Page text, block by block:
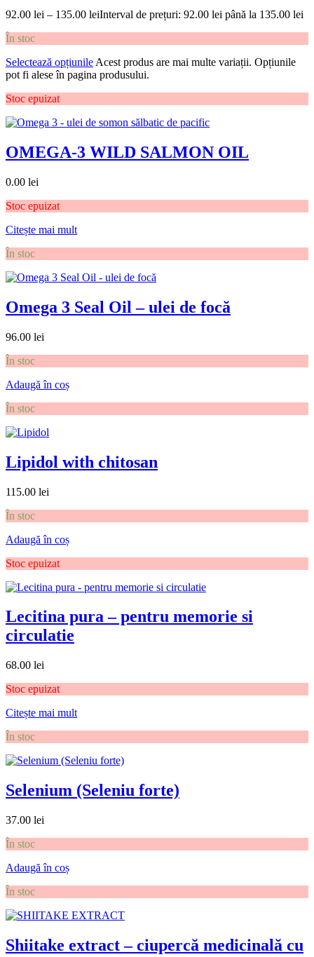
92.00 lei – 135.00 leiInterval de prețuri: 92.00 lei până la 135.00 lei
În stoc
Selectează opțiunile Acest produs are mai multe variații. Opțiunile
pot fi alese în pagina produsului.
Stoc epuizat
OMEGA-3 WILD SALMON OIL
0.00 lei
Stoc epuizat
Citește mai mult
În stoc
Omega 3 Seal Oil – ulei de focă
96.00 lei
În stoc
Adaugă în coș
În stoc
Lipidol with chitosan
115.00 lei
În stoc
Adaugă în coș
Stoc epuizat
Lecitina pura – pentru memorie si
circulatie
68.00 lei
Stoc epuizat
Citește mai mult
În stoc
Selenium (Seleniu forte)
37.00 lei
În stoc
Adaugă în coș
În stoc
Shiitake extract – ciupercă medicinală cu